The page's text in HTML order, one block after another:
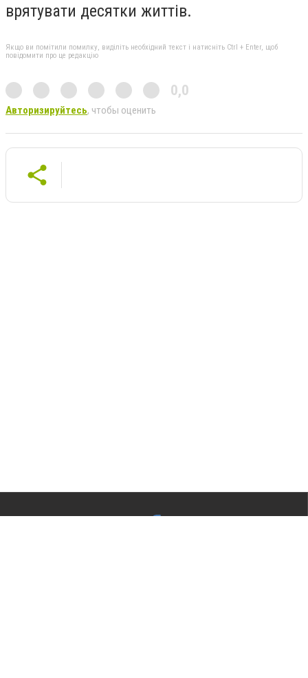
врятувати десятки життів.
Якщо ви помітили помилку, виділіть необхідний текст і натисніть Ctrl + Enter, щоб
повідомити про це редакцію
0,0
Авторизируйтесь, чтобы оценить